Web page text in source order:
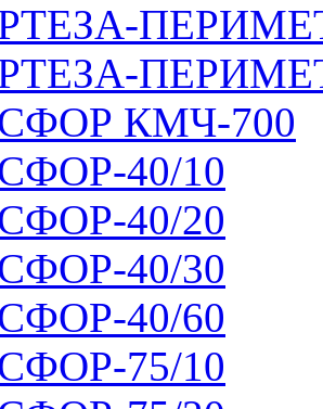
КМЧ-700
40/10
40/20
40/30
40/60
75/10